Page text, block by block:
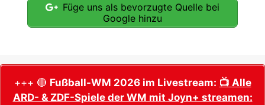
Füge uns als bevorzugte Quelle bei
Google hinzu
+++ 🔴 Fußball-WM 2026 im Livestream: 📺 Alle
ARD- & ZDF-Spiele der WM mit Joyn+ streamen: